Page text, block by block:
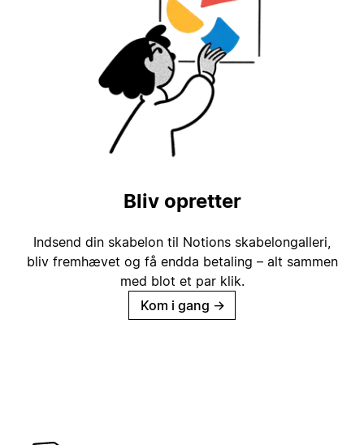
Bliv opretter
Indsend din skabelon til Notions skabelongalleri,
bliv fremhævet og få endda betaling – alt sammen
med blot et par klik.
Kom i gang →